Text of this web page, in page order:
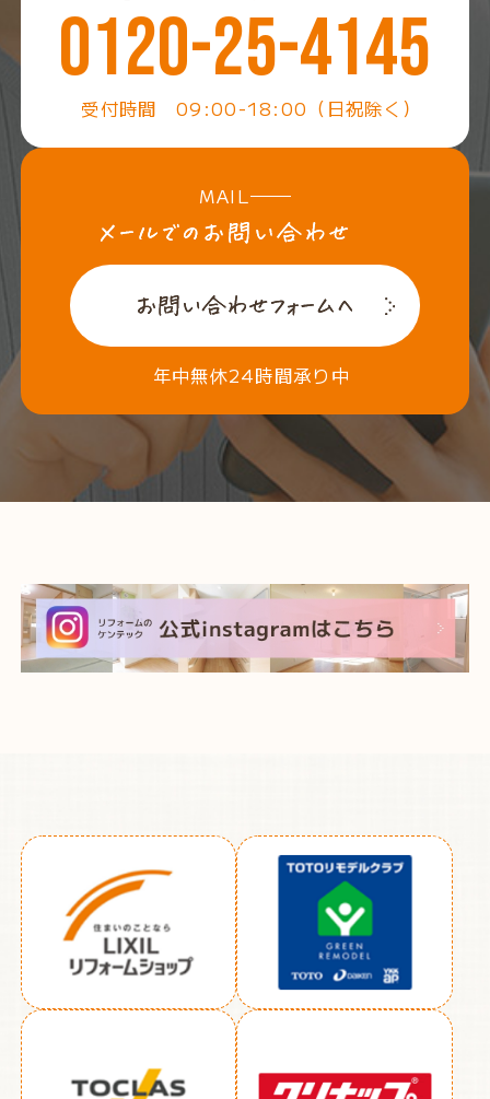
0120-25-4145
受付時間 09:00-18:00（日祝除く）
MAIL
年中無休24時間承り中